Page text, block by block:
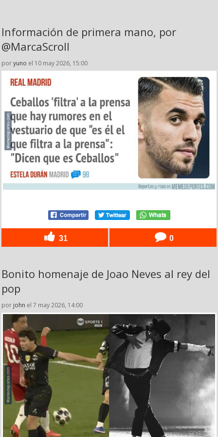
Información de primera mano, por
@MarcaScroll
poryuno el 10 may 2026, 15:00
31 0
Bonito homenaje de Joao Neves al rey del
pop
por john el 7 may 2026, 14:00